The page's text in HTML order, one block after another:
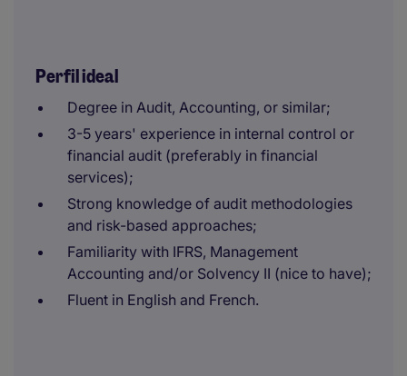
Perfil ideal
Degree in Audit, Accounting, or similar;
3-5 years' experience in internal control or
financial audit (preferably in financial
services);
Strong knowledge of audit methodologies
and risk-based approaches;
Familiarity with IFRS, Management
Accounting and/or Solvency II (nice to have);
Fluent in English and French.